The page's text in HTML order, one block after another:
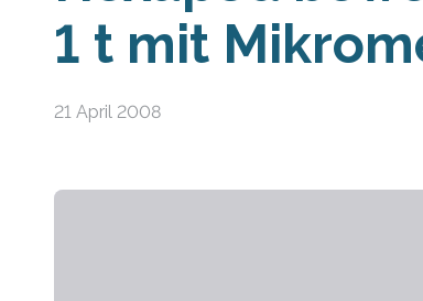
1 t mit
21 April 2008